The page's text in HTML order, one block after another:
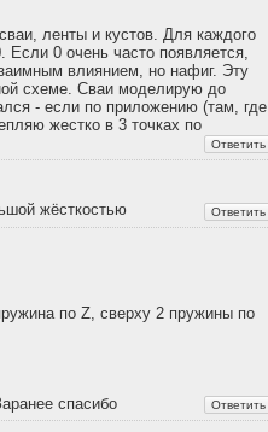
ленты и кустов. Для каждого
0 очень часто появляется,
влиянием, но нафиг. Эту
схеме. Сваи моделирую до
- если по приложению (там, где
жестко в 3 точках по
жёсткостью
по Z, сверху 2 пружины по
спасибо